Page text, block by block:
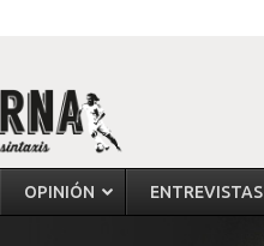
OPINIÓN ENTREVISTAS